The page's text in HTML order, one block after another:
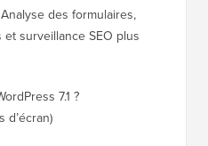
des formulaires,
surveillance SEO plus
7.1 ?
d’écran)